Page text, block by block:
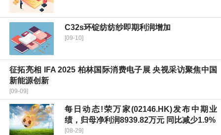
C32s环锭纺纺纱即期利润增加
[09-10]
征拓亮相 IFA 2025 柏林国际消费电子展 央视采访聚焦中国
新能源创新
[09-09]
每日动态!荣万家(02146.HK)发布中期业
绩，归母净利润8939.82万元 同比减少1.9%
[08-29]